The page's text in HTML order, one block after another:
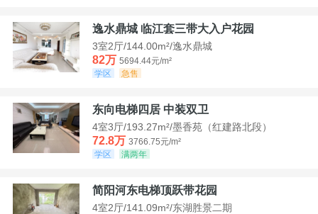
逸水鼎城 临江套三带大入户花园
3室2厅/144.00m²/逸水鼎城
82万 5694.44元/m²
学区
急售
东向电梯四居 中装双卫
4室3厅/193.27m²/墨香苑（红建路北段）
72.8万 3766.75元/m²
学区
满两年
简阳河东电梯顶跃带花园
4室2厅/141.09m²/东湖胜景二期